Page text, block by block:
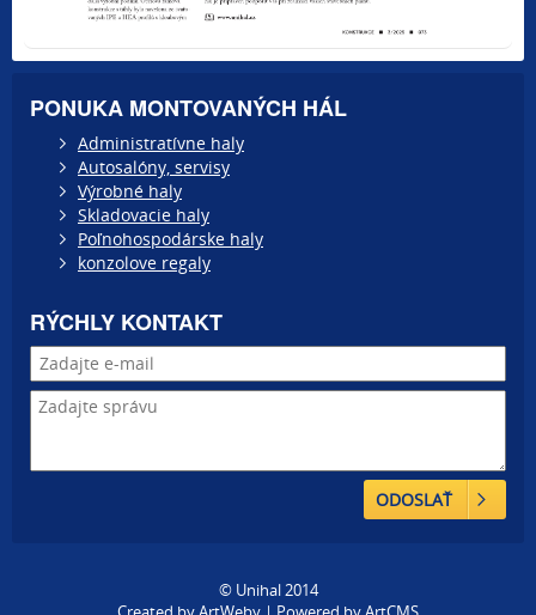
PONUKA MONTOVANÝCH HÁL
Administratívne haly
Autosalóny, servisy
Výrobné haly
Skladovacie haly
Poľnohospodárske haly
konzolove regaly
RÝCHLY KONTAKT
ODOSLAŤ
© Unihal 2014